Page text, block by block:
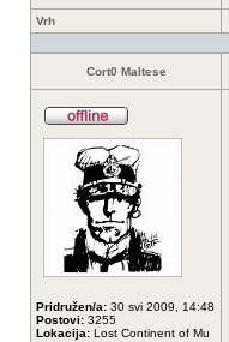
Vrh
Cort0 Maltese
Pridružen/a: 30 svi 2009, 14:48
Postovi: 3255
Lokacija: Lost Continent of Mu